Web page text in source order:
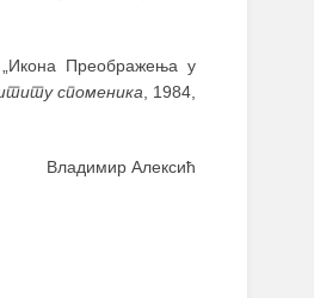
Преображења у
споменика , 1984,
Владимир Алексић